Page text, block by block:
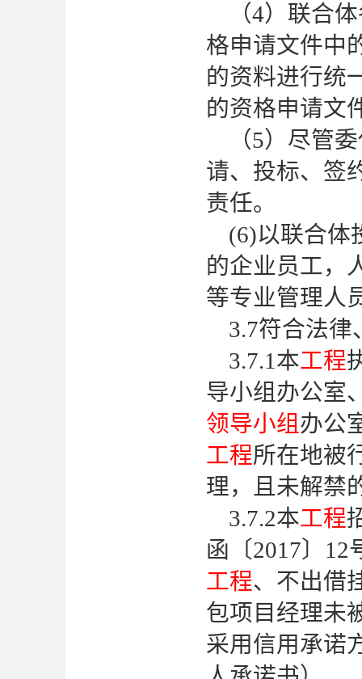
（4）联合
格申请文件中
的资料进行统
的资格申请文
（5）尽管
请、投标、签
责任。
(6)以联合体
的企业员工，
等专业管理人
3.7符合法
3.7.1本工程
导小组办公室
领导小组 办公
工程所在地被
理，且未解禁
3.7.2本工程
函〔2017〕12
工程、不出借
包项目经理未
采用信用承诺